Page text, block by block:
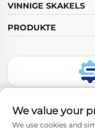
VINNIGE SKAKELS
PRODUKTE
We value your
We use cookies and